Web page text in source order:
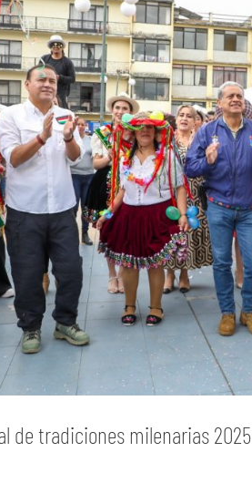
de tradiciones milenarias 2025